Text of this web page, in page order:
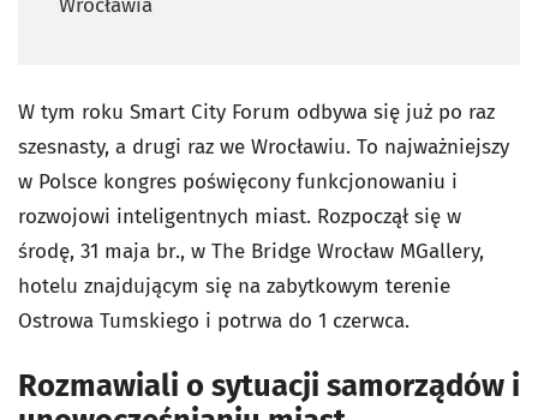
W tym roku Smart City Forum odbywa się już po raz
szesnasty, a drugi raz we Wrocławiu. To najważniejszy
w Polsce kongres poświęcony funkcjonowaniu i
rozwojowi inteligentnych miast. Rozpoczął się w
środę, 31 maja br., w The Bridge Wrocław MGallery,
hotelu znajdującym się na zabytkowym terenie
Ostrowa Tumskiego i potrwa do 1 czerwca.
Rozmawiali o sytuacji samorządów i